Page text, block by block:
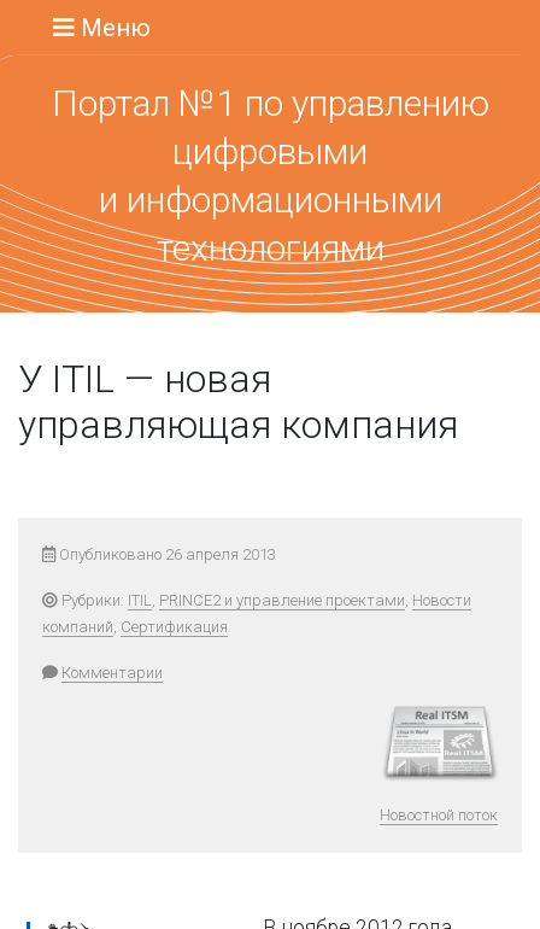
Меню
Портал №1 по управлению
цифровыми
и информационными
технологиями
У ITIL — новая
управляющая компания
Опубликовано 26 апреля 2013
Рубрики: ITIL, PRINCE2 и управление проектами, Новости
компаний, Сертификация
Комментарии
Новостной поток